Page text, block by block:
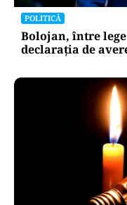
POLITICĂ
Bolojan, între
declarația de